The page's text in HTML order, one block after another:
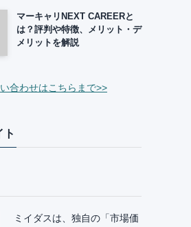
マーキャリNEXT CAREERと
は？評判や特徴、メリット・デ
メリットを解説
合わせはこちらまで>>
ト
ミイダスは、独自の「市場価